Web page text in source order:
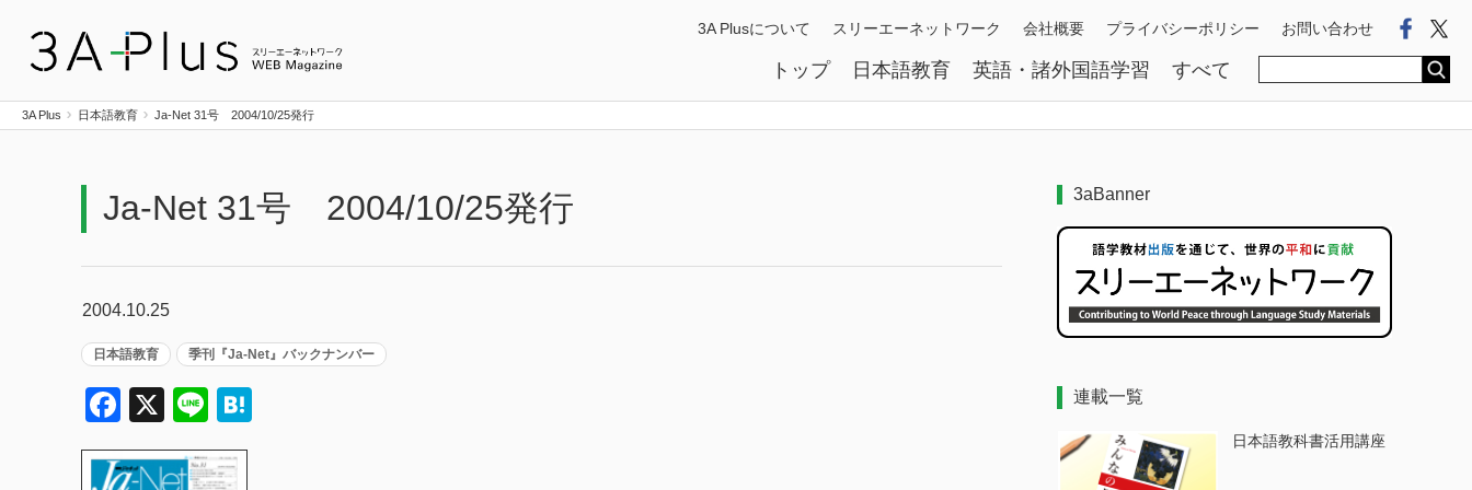
トップ 日本語教育 英語・諸外国語学習 すべて
3A Plusについて スリーエーネットワーク 会社概要 プライバシーポリシー お問い合わせ
3A Plus 日本語教育 Ja-Net 31号 2004/10/25発行
Ja-Net 31号 2004/10/25発行
2004.10.25
日本語教育 季刊『Ja-Net』バックナンバー
Facebook
X Line
3aBanner
連載一覧
日本語教科書活用講座